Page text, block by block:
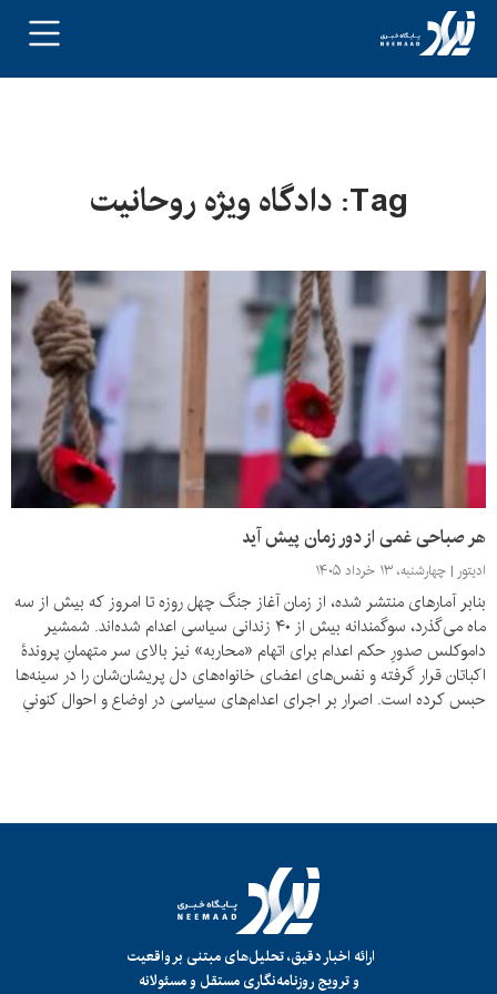
Tag: دادگاه ویژه روحانیت
هر صباحی غمی از دور زمان پیش آید
ادیتور چهارشنبه، ۱۳ خرداد ۱۴۰۵
بنابر آمارهای منتشر شده، از زمان آغاز جنگ چهل روزه تا امروز که بیش از سه
ماه می‌گذرد، سوگمندانه بیش از ۴۰ زندانی سیاسی اعدام شده‌اند. شمشیر
داموکلس صدورِ حکم اعدام برای اتهام «محاربه» نیز بالای سر متهمانِ پروندۀ
اکباتان قرار گرفته و نفس‌های اعضای خانوا‌ه‌های دل پریشان‌شان را در سینه‌ها
حبس کرده است. اصرار بر اجرای اعدام‌های سیاسی در اوضاع و احوال کنونیِ
ارائه اخبار دقیق، تحلیل‌های مبتنی بر واقعیت
و ترویج روزنامه‌نگاری مستقل و مسئولانه